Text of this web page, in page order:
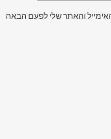
והאתר שלי לפעם הבאה